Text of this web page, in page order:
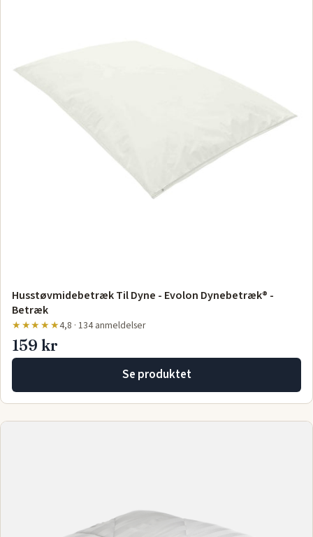
Husstøvmidebetræk Til Dyne - Evolon Dynebetræk® -
Betræk
★★★★★4,8 · 134 anmeldelser
159 kr
Se produktet